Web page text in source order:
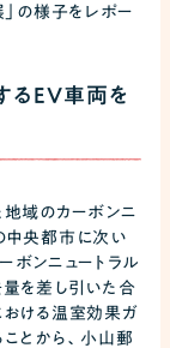
の様子をレポー
るEV車両を
域のカーボンニ
中央都市に次い
ボンニュートラル
を差し引いた合
ける温室効果ガ
とから、小山郵